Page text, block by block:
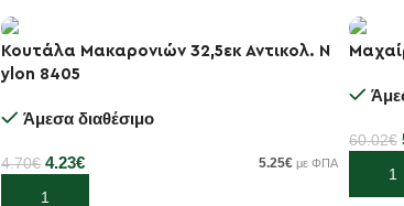
-10%
Κουτάλα Μακαρονιών 32,5εκ Αντικολ. N
ylon 8405
Άμεσα διαθέσιμο
4.70€ 4.23€ 5.25€ με ΦΠΑ
Προσθήκη στο καλάθι
60.02€